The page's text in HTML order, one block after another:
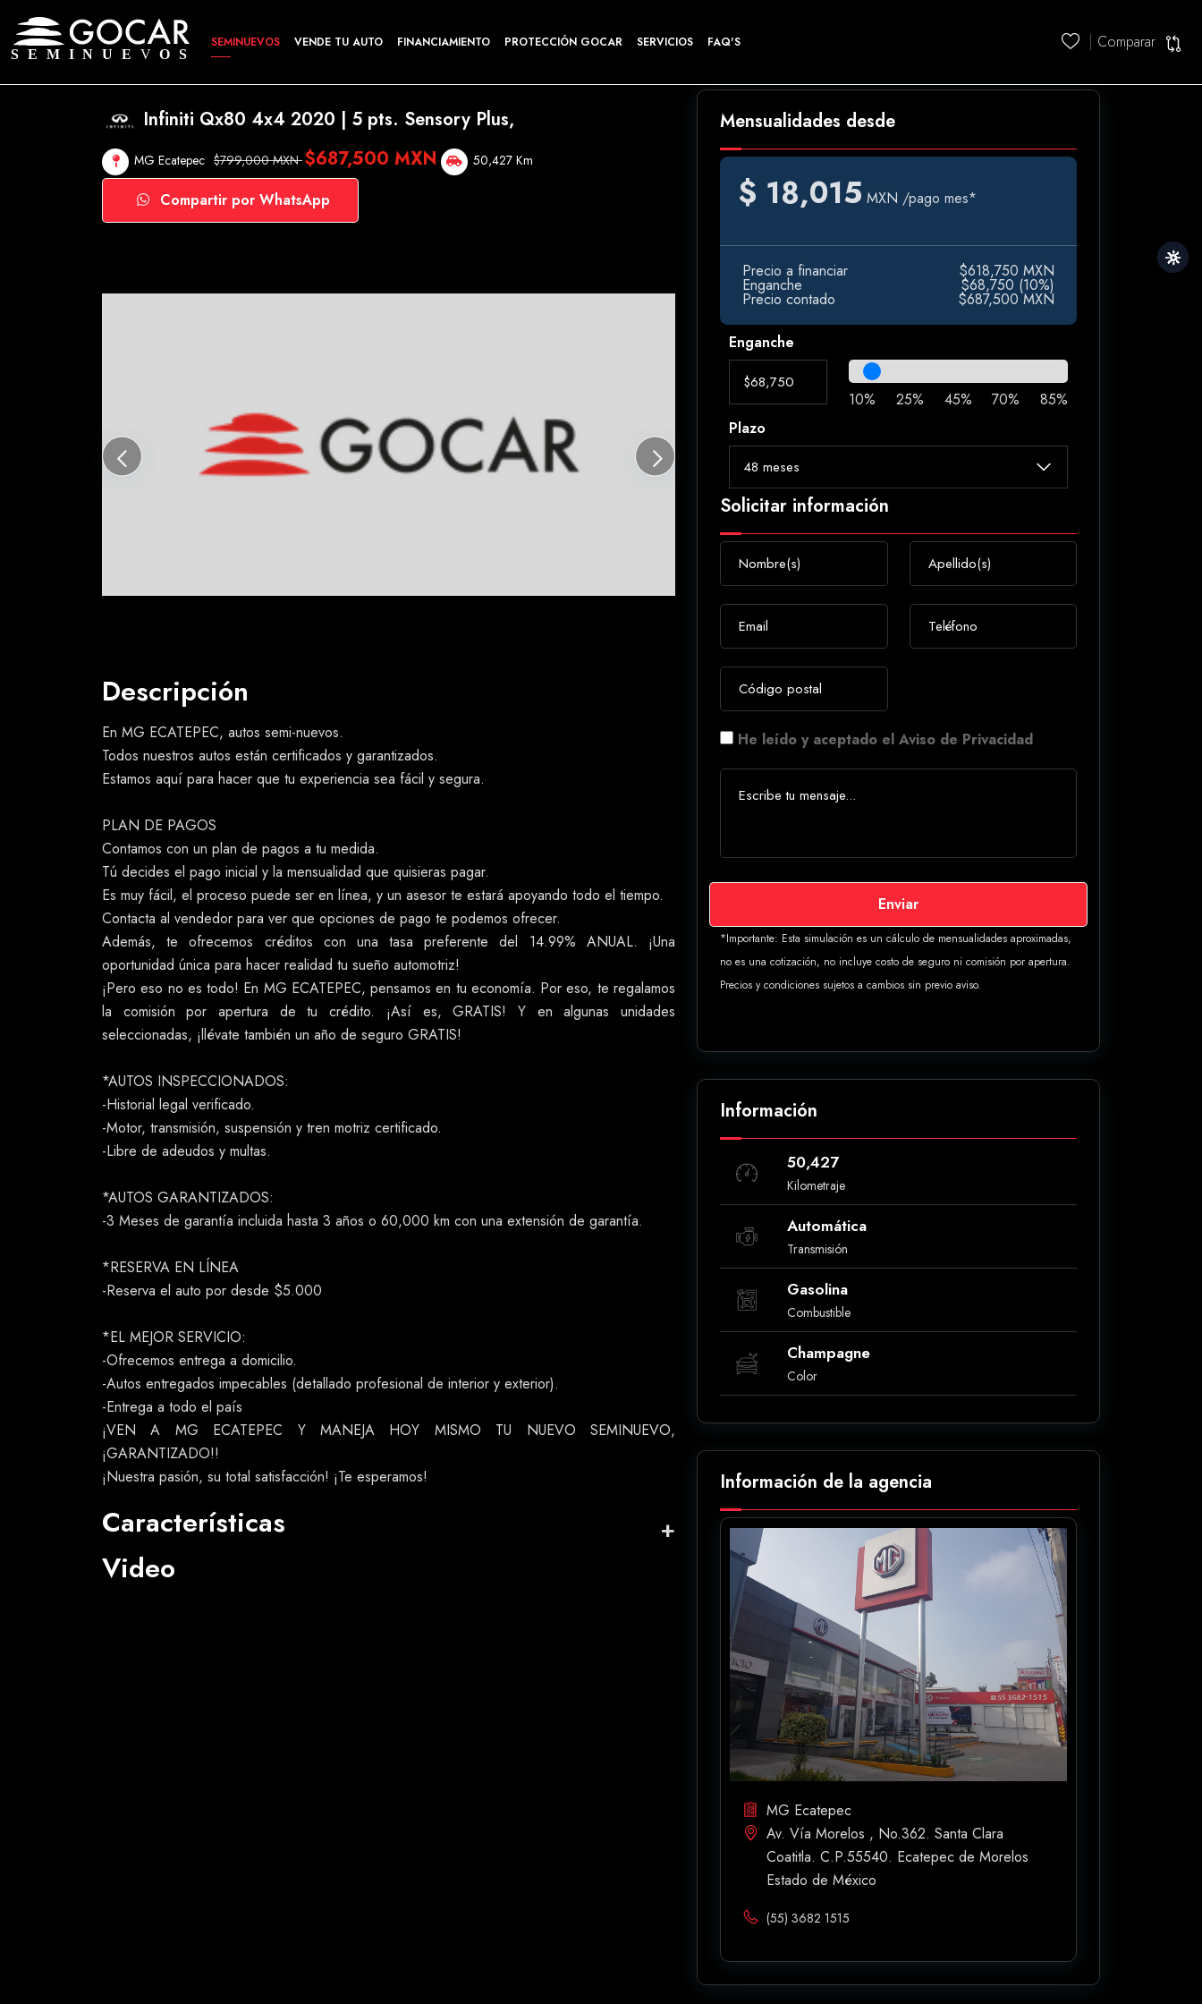
SEMINUEVOS VENDE TU AUTO FINANCIAMIENTO PROTECCIÓN GOCAR SERVICIOS FAQ'S Comparar
Infiniti Qx80 4x4 2020 | 5 pts. Sensory Plus,
MG Ecatepec $799,000 MXN$687,500 MXN 50,427 Km
Compartir por WhatsApp
Descripción
En MG ECATEPEC, autos semi-nuevos.
Todos nuestros autos están certificados y garantizados.
Estamos aquí para hacer que tu experiencia sea fácil y segura.
PLAN DE PAGOS
Contamos con un plan de pagos a tu medida.
Tú decides el pago inicial y la mensualidad que quisieras pagar.
Es muy fácil, el proceso puede ser en línea, y un asesor te estará apoyando todo el tiempo.
Contacta al vendedor para ver que opciones de pago te podemos ofrecer.
Además, te ofrecemos créditos con una tasa preferente del 14.99% ANUAL. ¡Una
oportunidad única para hacer realidad tu sueño automotriz!
¡Pero eso no es todo! En MG ECATEPEC, pensamos en tu economía. Por eso, te regalamos
la comisión por apertura de tu crédito. ¡Así es, GRATIS! Y en algunas unidades
seleccionadas, ¡llévate también un año de seguro GRATIS!
*AUTOS INSPECCIONADOS:
-Historial legal verificado.
-Motor, transmisión, suspensión y tren motriz certificado.
-Libre de adeudos y multas.
*AUTOS GARANTIZADOS:
-3 Meses de garantía incluida hasta 3 años o 60,000 km con una extensión de garantía.
*RESERVA EN LÍNEA
-Reserva el auto por desde $5.000
*EL MEJOR SERVICIO:
-Ofrecemos entrega a domicilio.
-Autos entregados impecables (detallado profesional de interior y exterior).
-Entrega a todo el país
¡VEN A MG ECATEPEC Y MANEJA HOY MISMO TU NUEVO SEMINUEVO,
¡GARANTIZADO!!
¡Nuestra pasión, su total satisfacción! ¡Te esperamos!
Características
Video
Mensualidades desde
$ 18,015 MXN /pago mes*
Precio contado $687,500 MXN
Enganche $68,750 (10%)
Precio a financiar $618,750 MXN
Enganche
10% 25% 45% 70%
85%
Plazo
Solicitar información
He leído y aceptado el Aviso de Privacidad
Enviar
*Importante: Esta simulación es un cálculo de mensualidades aproximadas,
no es una cotización, no incluye costo de seguro ni comisión por apertura.
Precios y condiciones sujetos a cambios sin previo aviso.
Información
50,427
Kilometraje
Automática
Transmisión
Gasolina
Combustible
Champagne
Color
Información de la agencia
MG Ecatepec
Av. Vía Morelos , No.362. Santa Clara
Coatitla. C.P.55540. Ecatepec de Morelos
Estado de México
(55) 3682 1515